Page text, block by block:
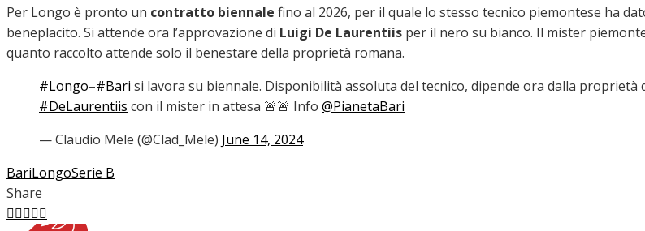
Per Longo è pronto un contratto biennale fino al 2026, per il quale lo stesso tecnico piemontese ha
beneplacito. Si attende ora l’approvazione di Luigi De Laurentiis per il nero su bianco. Il mister
quanto raccolto attende solo il benestare della proprietà romana.
#Longo–#Bari si lavora su biennale. Disponibilità assoluta del tecnico, dipende ora dalla proprietà
#DeLaurentiis con il mister in attesa 🚨🚨 Info @PianetaBari
— Claudio Mele (@Clad_Mele) June 14, 2024
BariLongoSerie B
Share
Facebook
Twitter
LinkedIn
Pinterest
Stumbleupon